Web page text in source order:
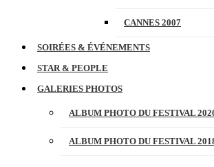
CANNES 2007
SOIRÉES & ÉVÉNEMENTS
STAR & PEOPLE
GALERIES PHOTOS
ALBUM PHOTO DU FESTIVAL
ALBUM PHOTO DU FESTIVAL